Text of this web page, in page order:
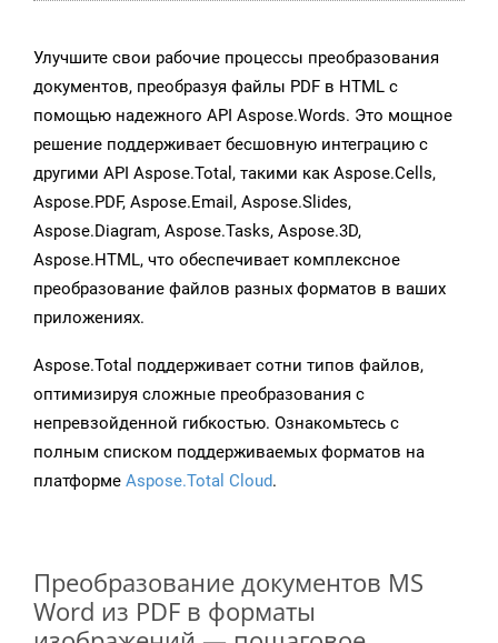
Улучшите свои рабочие процессы преобразования
документов, преобразуя файлы PDF в HTML с
помощью надежного API Aspose.Words. Это мощное
решение поддерживает бесшовную интеграцию с
другими API Aspose.Total, такими как Aspose.Cells,
Aspose.PDF, Aspose.Email, Aspose.Slides,
Aspose.Diagram, Aspose.Tasks, Aspose.3D,
Aspose.HTML, что обеспечивает комплексное
преобразование файлов разных форматов в ваших
приложениях.
Aspose.Total поддерживает сотни типов файлов,
оптимизируя сложные преобразования с
непревзойденной гибкостью. Ознакомьтесь с
полным списком поддерживаемых форматов на
платформе Aspose.Total Cloud.
Преобразование документов MS
Word из PDF в форматы